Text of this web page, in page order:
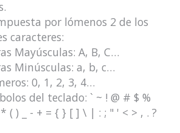
por lómenos 2 de los
caracteres:
Mayúsculas: A, B, C…
Minúsculas: a, b, c…
0, 1, 2, 3, 4…
del teclado: ` ~ ! @ # $ %
( ) _ - + = { } [ ] \ | : ; " ' < > , . ?